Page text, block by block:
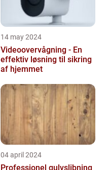
14 may 2024
Videoovervågning - En
effektiv løsning til sikring
af hjemmet
04 april 2024
Professionel gulvslibning